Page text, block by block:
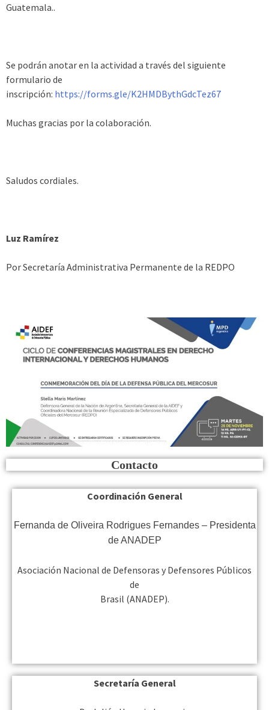
Guatemala..
Se podrán anotar en la actividad a través del siguiente
formulario de
inscripción: https://forms.gle/K2HMDBythGdcTez67
Muchas gracias por la colaboración.
Saludos cordiales.
Luz Ramírez
Por Secretaría Administrativa Permanente de la REDPO
Contacto
Coordinación General
Fernanda de Oliveira Rodrigues Fernandes – Presidenta
de ANADEP
Asociación Nacional de Defensoras y Defensores Públicos
de
Brasil (ANADEP).
Secretaría General